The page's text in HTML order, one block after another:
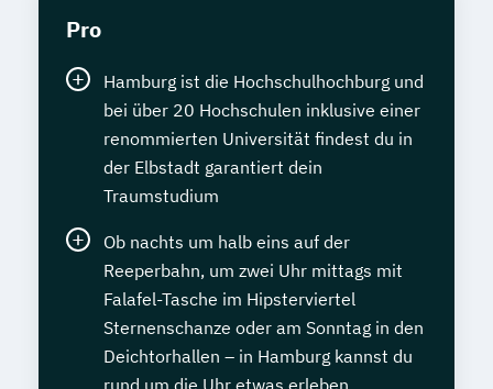
Pro
Hamburg ist die Hochschulhochburg und
bei über 20 Hochschulen inklusive einer
renommierten Universität findest du in
der Elbstadt garantiert dein
Traumstudium
Ob nachts um halb eins auf der
Reeperbahn, um zwei Uhr mittags mit
Falafel-Tasche im Hipsterviertel
Sternenschanze oder am Sonntag in den
Deichtorhallen – in Hamburg kannst du
rund um die Uhr etwas erleben